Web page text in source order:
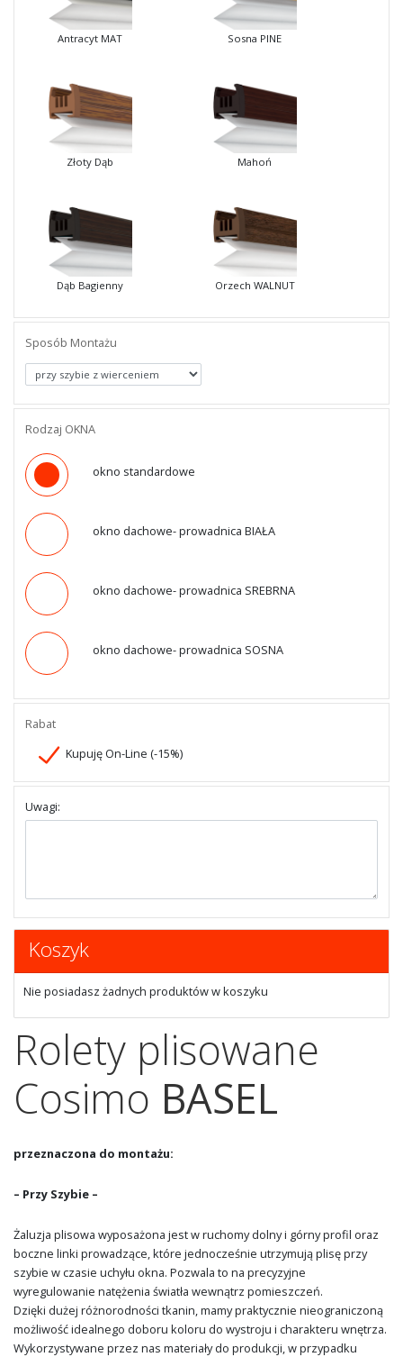
Antracyt MAT Sosna PINE
Złoty Dąb Mahoń
Dąb Bagienny Orzech WALNUT
Sposób Montażu
Rodzaj OKNA
okno standardowe
okno dachowe- prowadnica BIAŁA
okno dachowe- prowadnica SREBRNA
okno dachowe- prowadnica SOSNA
Rabat
Kupuję On-Line (-15%)
Uwagi:
Koszyk
Nie posiadasz żadnych produktów w koszyku
Rolety plisowane
Cosimo BASEL
przeznaczona do montażu:
– Przy Szybie –
Żaluzja plisowa wyposażona jest w ruchomy dolny i górny profil oraz
boczne linki prowadzące, które jednocześnie utrzymują plisę przy
szybie w czasie uchyłu okna. Pozwala to na precyzyjne
wyregulowanie natężenia światła wewnątrz pomieszczeń.
Dzięki dużej różnorodności tkanin, mamy praktycznie nieograniczoną
możliwość idealnego doboru koloru do wystroju i charakteru wnętrza.
Wykorzystywane przez nas materiały do produkcji, w przypadku